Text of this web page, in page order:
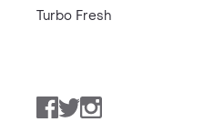
Turbo Fresh
Facebook
TwitterInstagram